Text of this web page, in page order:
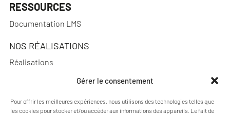
Gérer le consentement
Pour offrir les meilleures expériences, nous utilisons des technologies telles que
les cookies pour stocker et/ou accéder aux informations des appareils. Le fait de
RESSOURCES
Documentation LMS
NOS RÉALISATIONS
Réalisations